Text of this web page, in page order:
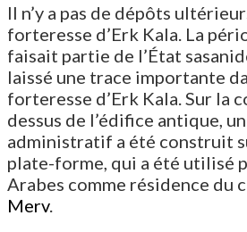
Il n’y a pas de dépôts
forteresse d’Erk Kala. La
faisait partie de l’État
laissé une trace importante
forteresse d’Erk Kala. Sur la
dessus de l’édifice antique,
administratif a été construit
plate-forme, qui a été utilisé
Arabes comme résidence du
Merv.